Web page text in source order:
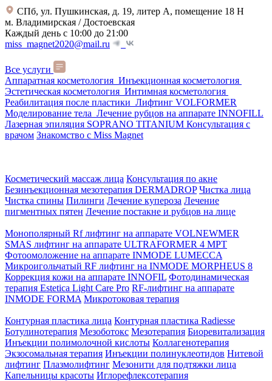
СПб, ул. Пушкинская, д. 19, литер А, помещение 18 Н
м. Владимирская / Достоевская
Каждый день с 10:00 до 21:00
miss_magnet2020@mail.ru
Все услуги
Аппаратная косметология Инъекционная косметология
Эстетическая косметология Интимная косметология
Реабилитация после пластики Лифтинг VOLFORMER
Моделирование тела Лечение рубцов на аппарате INNOFILL
Лазерная эпиляция SOPRANO TITANIUM Консультация с
врачом Знакомство с Miss Magnet
Косметический массаж лица Консультация по акне
Безинъекционная мезотерапия DERMADROP Чистка лица
Чистка спины Пилинги Лечение купероза Лечение
пигментных пятен Лечение постакне и рубцов на лице
Монополярный Rf лифтинг на аппарате VOLNEWMER
SMAS лифтинг на аппарате ULTRAFORMER 4 MРТ
Фотоомоложение на аппарате INMODE LUMECCA
Микроигольчатый RF лифтинг на INMODE MORPHEUS 8
Коррекция кожи на аппарате INNOFIL Фотодинамическая
терапия Estetica Light Care Pro RF-лифтинг на аппарате
INMODE FORMA Микротоковая терапия
Контурная пластика лица Контурная пластика Radiesse
Ботулинотерапия Мезоботокс Мезотерапия Биоревитализация
Инъекции полимолочной кислоты Коллагенотерапия
Экзосомальная терапия Инъекции полинуклеотидов Нитевой
лифтинг Плазмолифтинг Мезонити для подтяжки лица
Капельницы красоты Иглорефлексотерапия